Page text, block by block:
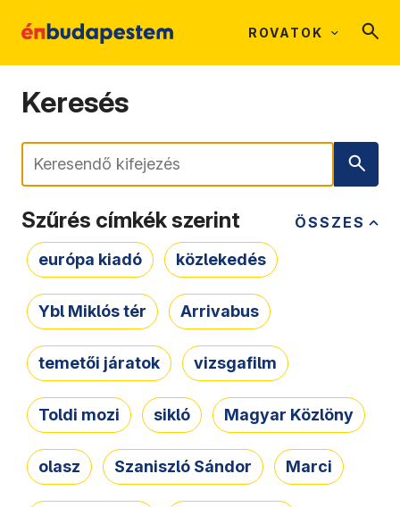
ROVATOK
Keresés
Keresés
ÖSSZES
Szűrés címkék szerint
európa kiadó közlekedés
Ybl Miklós tér Arrivabus
temetői járatok vizsgafilm
Toldi mozi sikló Magyar Közlöny
olasz Szaniszló Sándor Marci